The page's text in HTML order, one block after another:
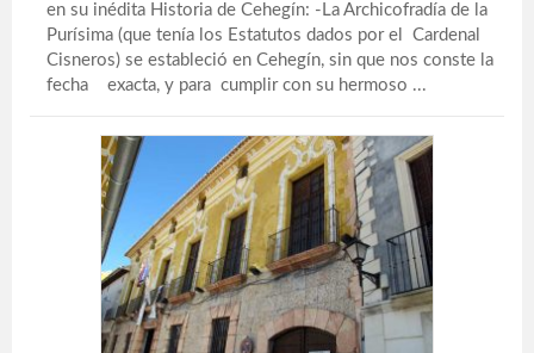
en su inédita Historia de Cehegín: -La Archicofradía de la
Purísima (que tenía los Estatutos dados por el Cardenal
Cisneros) se estableció en Cehegín, sin que nos conste la
fecha exacta, y para cumplir con su hermoso ...